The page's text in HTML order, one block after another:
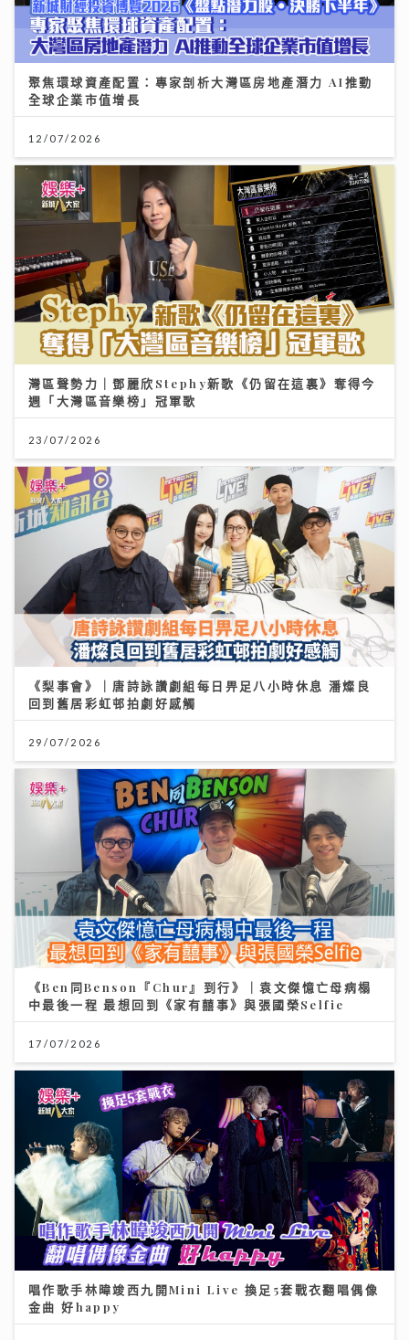
聚焦環球資產配置：專家剖析大灣區房地產潛力 AI推動
全球企業市值增長
12/07/2026
灣區聲勢力｜鄧麗欣Stephy新歌《仍留在這裏》奪得今
週「大灣區音樂榜」冠軍歌
23/07/2026
《梨事會》｜唐詩詠讚劇組每日畀足八小時休息 潘燦良
回到舊居彩虹邨拍劇好感觸
29/07/2026
《Ben同Benson『Chur』到行》｜袁文傑憶亡母病榻
中最後一程 最想回到《家有囍事》與張國榮Selfie
17/07/2026
唱作歌手林暐竣西九開Mini Live 換足5套戰衣翻唱偶像
金曲 好happy